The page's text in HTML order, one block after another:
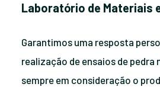
Laboratório de Materiais
Garantimos uma resposta
realização de ensaios de pedra
sempre em consideração o